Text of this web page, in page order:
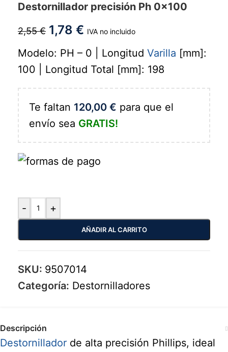
Destornillador precisión Ph 0x100
2,55€ 1,78 € IVA no incluido
Modelo: PH – 0 | Longitud Varilla [mm]:
100 | Longitud Total [mm]: 198
Te faltan 120,00 € para que el
envío sea GRATIS!
- +
AÑADIR AL CARRITO
SKU: 9507014
Categoría: Destornilladores
Descripción
Destornillador de alta precisión Phillips, ideal